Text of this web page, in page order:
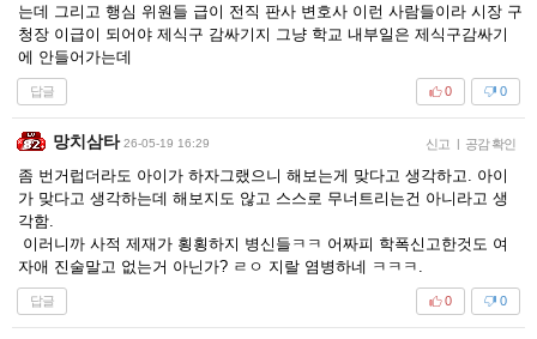
는데 그리고 행심 위원들 급이 전직 판사 변호사 이런 사람들이라 시장 구
청장 이급이 되어야 제식구 감싸기지 그냥 학교 내부일은 제식구감싸기
에 안들어가는데
답글 0
0
망치삼타 26-05-19 16:29 신고 | 공감 확인
좀 번거럽더라도 아이가 하자그랬으니 해보는게 맞다고 생각하고. 아이
가 맞다고 생각하는데 해보지도 않고 스스로 무너트리는건 아니라고 생
각함.
이러니까 사적 제재가 횡횡하지 병신들ㅋㅋ 어짜피 학폭신고한것도 여
자애 진술말고 없는거 아닌가? ㄹㅇ 지랄 염병하네 ㅋㅋㅋ.
답글 0
0